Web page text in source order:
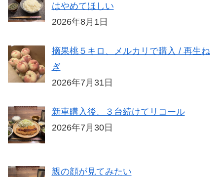
はやめてほしい
2026年8月1日
摘果桃５キロ、メルカリで購入 / 再生ね
ぎ
2026年7月31日
新車購入後、３台続けてリコール
2026年7月30日
親の顔が見てみたい